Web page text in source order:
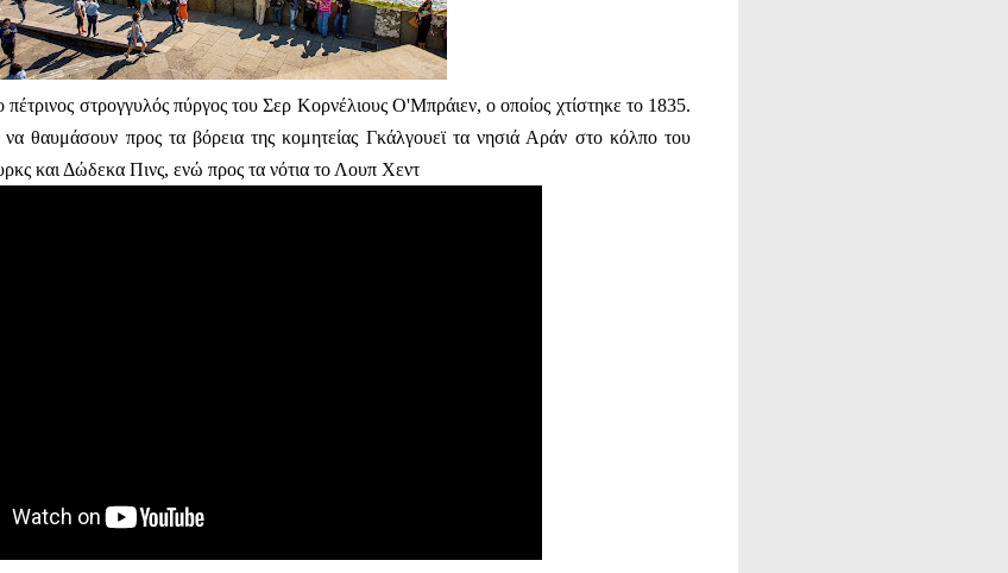
πέτρινος στρογγυλός πύργος του Σερ Κορνέλιους Ο'Μπράιεν, ο οποίος χτίστηκε το 1835.
θαυμάσουν προς τα βόρεια της κομητείας Γκάλγουεϊ τα νησιά Αράν στο κόλπο του
και Δώδεκα Πινς, ενώ προς τα νότια το Λουπ Χεντ